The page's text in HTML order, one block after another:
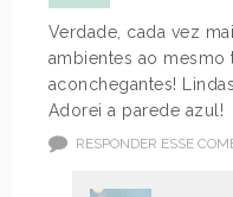
Verdade, cada vez
ambientes ao
aconchegantes!
Adorei a parede azul!
RESPONDER ESSE